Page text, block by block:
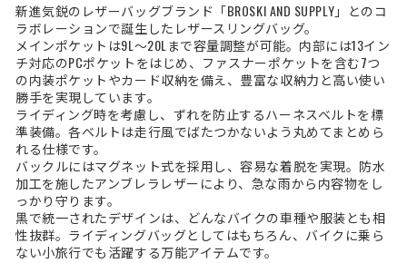
新進気鋭のレザーバッグブランド「BROSKI AND SUPPLY」とのコ
ラボレーションで誕生したレザースリングバッグ。
メインポケットは9L～20Lまで容量調整が可能。内部には13イン
チ対応のPCポケットをはじめ、ファスナーポケットを含む7つ
の内装ポケットやカード収納を備え、豊富な収納力と高い使い
勝手を実現しています。
ライディング時を考慮し、ずれを防止するハーネスベルトを標
準装備。各ベルトは走行風でばたつかないよう丸めてまとめら
れる仕様です。
バックルにはマグネット式を採用し、容易な着脱を実現。防水
加工を施したアンブレラレザーにより、急な雨から内容物をし
っかり守ります。
黒で統一されたデザインは、どんなバイクの車種や服装とも相
性抜群。ライディングバッグとしてはもちろん、バイクに乗ら
ない小旅行でも活躍する万能アイテムです。